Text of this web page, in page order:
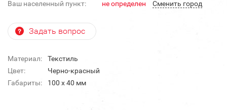
Ваш населенный пункт: не определен Cменить город
Задать вопрос
Материал:
Текстиль
Цвет:
Черно-красный
Габариты:
100 x 40 мм